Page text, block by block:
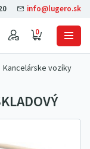
0
info@lugero.sk
Kancelárske vozíky